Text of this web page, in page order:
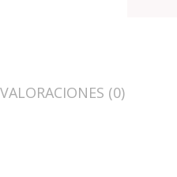
VALORACIONES (0)